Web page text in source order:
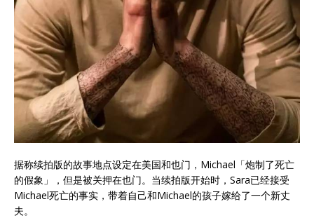
据称续拍版的故事地点设定在美国和也门，Michael「炮制了死亡
的假象」，但是被关押在也门。当续拍版开始时，Sara已经接受
Michael死亡的事实，带着自己和Michael的孩子嫁给了一个新丈
夫。